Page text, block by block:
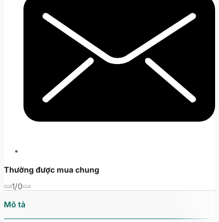
Thường được mua chung
1/0
Mô tả